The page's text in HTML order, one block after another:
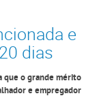
e
dias
que o grande mérito
e empregador